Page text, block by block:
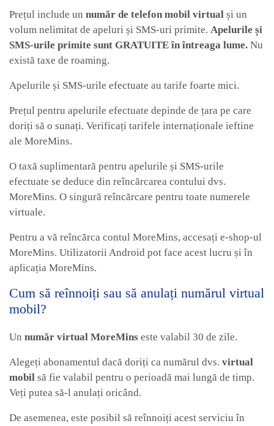
Prețul include un număr de telefon mobil virtual și un
volum nelimitat de apeluri și SMS-uri primite. Apelurile și
SMS-urile primite sunt GRATUITE în întreaga lume. Nu
există taxe de roaming.
Apelurile și SMS-urile efectuate au tarife foarte mici.
Prețul pentru apelurile efectuate depinde de țara pe care
doriți să o sunați. Verificați tarifele internaționale ieftine
ale MoreMins.
O taxă suplimentară pentru apelurile și SMS-urile
efectuate se deduce din reîncărcarea contului dvs.
MoreMins. O singură reîncărcare pentru toate numerele
virtuale.
Pentru a vă reîncărca contul MoreMins, accesați e-shop-ul
MoreMins. Utilizatorii Android pot face acest lucru și în
aplicația MoreMins.
Cum să reînnoiți sau să anulați numărul virtual
mobil?
Un număr virtual MoreMins este valabil 30 de zile.
Alegeți abonamentul dacă doriți ca numărul dvs. virtual
mobil să fie valabil pentru o perioadă mai lungă de timp.
Veți putea să-l anulați oricând.
De asemenea, este posibil să reînnoiți acest serviciu în